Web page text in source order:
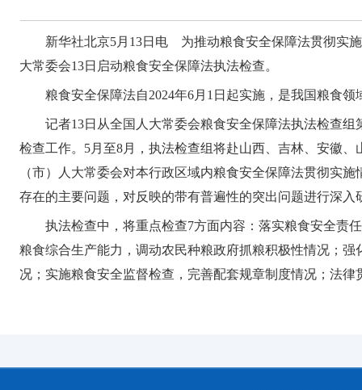
新华社北京5月13日电 为推动粮食安全保障法贯彻实
大常委会13日启动粮食安全保障法执法检查。
粮食安全保障法自2024年6月1日起实施，是我国粮食
记者13日从全国人大常委会粮食安全保障法执法检查
检查工作。5月至8月，执法检查组将赴山西、吉林、安徽
（市）人大常委会对本行政区域内粮食安全保障法贯彻实
存在的主要问题，对反映的带有普遍性的突出问题进行深入
执法检查中，将重点检查7方面内容：落实粮食安全责
粮食综合生产能力，调动农民种粮政府抓粮积极性情况；
况；实施粮食安全监督检查，完善配套规章制度情况；法